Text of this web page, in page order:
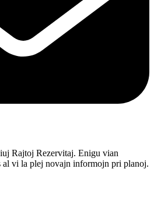
Rajtoj Rezervitaj. Enigu vian
al vi la plej novajn informojn pri planoj.